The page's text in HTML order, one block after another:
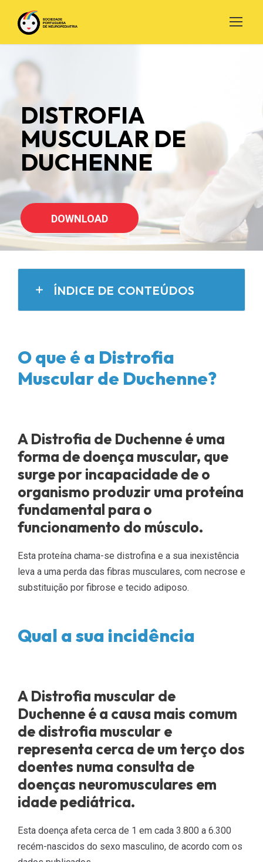
DISTROFIA
MUSCULARDE
DUCHENNE
DOWNLOAD
ÍNDICE DE CONTEÚDOS
O que é a Distrofia
Muscular de Duchenne?
A Distrofia de Duchenne é uma
forma de doença muscular, que
surge por incapacidade de o
organismo produzir uma proteína
fundamental para o
funcionamento do músculo.
Esta proteína chama-se distrofina e a sua inexistência
leva a uma perda das fibras musculares, com necrose e
substituição por fibrose e tecido adiposo.
Qual a sua incidência
A Distrofia muscular de
Duchenne é a causa mais comum
de distrofia muscular e
representa cerca de um terço dos
doentes numa consulta de
doenças neuromusculares em
idade pediátrica.
Esta doença afeta cerca de 1 em cada 3.800 a 6.300
recém-nascidos do sexo masculino, de acordo com os